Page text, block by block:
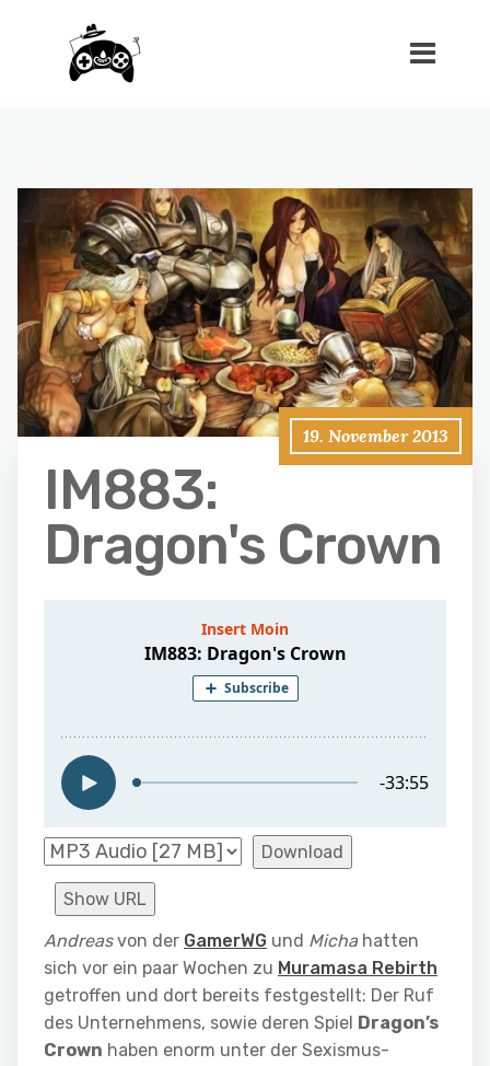
19. November 2013
IM883:
Dragon's Crown
Download
Show URL
Andreasvon der GamerWG und Michahatten
sich vor ein paar Wochen zu Muramasa Rebirth
getroffen und dort bereits festgestellt: Der Ruf
des Unternehmens, sowie deren Spiel Dragon’s
Crown haben enorm unter der Sexismus-